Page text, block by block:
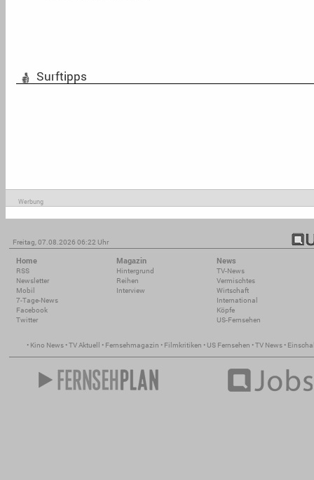
Surftipps
Werbung
Freitag, 07.08.2026 06:22 Uhr
Home
RSS
Newsletter
Mobil
7-Tage-News
Facebook
Twitter
Magazin
Hintergrund
Reihen
Interview
News
TV-News
Vermischtes
Wirtschaft
International
Köpfe
US-Fernsehen
• Kino News •TV Aktuell • Fernsehmagazin • Filmkritiken • US Fernsehen •TV News •